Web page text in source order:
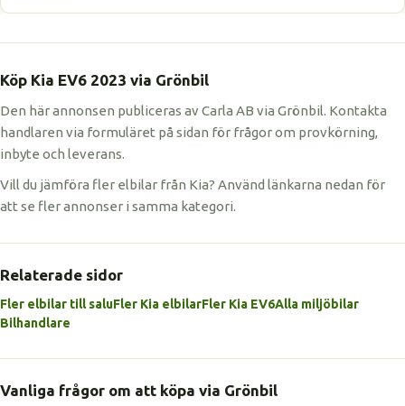
Köp Kia EV6 2023 via Grönbil
Den här annonsen publiceras av Carla AB via Grönbil. Kontakta
handlaren via formuläret på sidan för frågor om provkörning,
inbyte och leverans.
Vill du jämföra fler elbilar från Kia? Använd länkarna nedan för
att se fler annonser i samma kategori.
Relaterade sidor
Fler elbilar till saluFler Kia elbilarFler Kia EV6Alla miljöbilar
Bilhandlare
Vanliga frågor om att köpa via Grönbil